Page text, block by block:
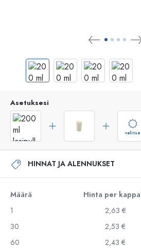
Asetuksesi
valitse
HINNAT JA ALENNUKSET
Määrä Hinta per
1
2,63 €
30
2,53 €
60
2,43 €